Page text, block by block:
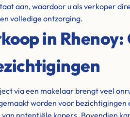
aan, waardoor u als verkoper
volledige ontzorging.
in Rhenoy:
via een makelaar brengt veel
worden voor bezichtigingen
potentiële kopers. Bovendien